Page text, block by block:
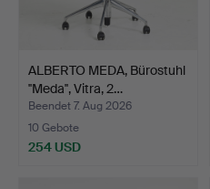
ALBERTO MEDA, Bürostuhl
''Meda'', Vitra, 2…
Beendet 7. Aug 2026
10 Gebote
254 USD